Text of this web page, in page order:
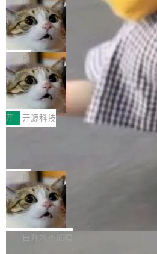
现实 过去两年，CIO们的焦虑清单上
一是如何让大模型和智能体应用安全地
向生产，二是如何让测试团队跟得上AI
设置，如果用布尔值 + 可空字段来表
ean 表示是否可切换，nullable 的默认
色方案、深色方案——会产生大量无意
合。方案缺了、配置冲突了、全 null
哪些组合有效，作者说，你得靠"文档
者部落知识"。 换个写法。Rust 的
变体：Switchable...
个"AI 知识库 + 聊天机器人"——每个大
做，没什么新鲜的。 但 Kenton Varda
r 上把事情说清楚了： 今天我们发布
re OS，一个带连接器的聊天机器人，
有科技公司做的一样。只不过，实际上
样。这是 Sandstorm.io 的重制版，我
那个创业公司。不同的是，这次它构
lare Workers 上——我花了九年时间搭
——并且深度集成了 AI。这基本上是
Deno 团队开源 Celld，可自托管的
布式 Durable Objects
Ryan Dahl 领导的 Deno 团队推出了
目 Celld，一个能在自己机器上运行
Workers 和 Durable Objects 的守护
计思路很直接：每个对象是一个独立
数据库，按名称寻址，复制到你自己的
存储库里。节点之间只通过这个存储
没有控制平面，没有共识协议。每个对
个小型数据库，应用天然按分片构建，
库的竞争和爆炸半径问题在设计层面就
了。 闲置的 cell 会休眠到几乎不占资
l 迁移或唤醒时，新宿主从 S3 恢复
库继续执行。存储库是持久化的唯一真
局
鲁大师7月新机性能/流畅/AI榜：
性能、流畅双第一，三星Galaxy Z
新折叠缺席
2026年7月的手机市场，由于存储等硬
增，手机厂商的日子也不好过啊，新机
放缓，因此硝烟味淡了许多。新机参数
高价的三星折叠（三星Galaxy Z
Fold8 / Z Flip8）外，其余要么是中低
例如iQOO Z11i、REDMI Note 17、
te 17 Pro、OPPO K15，要么是vivo
样的次旗舰。 Galaxy Z Fold8 Ultra /
Z Flip8三款折叠屏新机均在7月22日发
部搭载骁龙8 Elite Gen5 for Galaxy，
开 开源科技
Zed 编辑器团队发布了新项目
个在 git commit 之间记录每一次编辑
本控制系统。目前处于 Early Access
ltaDB 的核心思路直接写在 landing
眼的位置：「Software is made
mits」——软件是在 commit 之间写出
局
SpaceXAI 单季资本开支达 183 亿
根据风险投资人Tomer Tunguz 博客（
析）披露的最新分析与第二季度业绩报
白开水不加糖